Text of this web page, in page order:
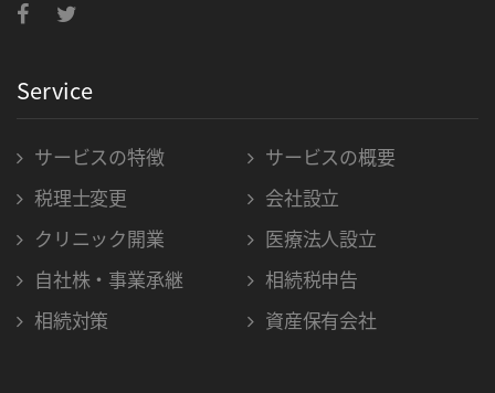
Service
サービスの特徴
サービスの概要
税理士変更
会社設立
クリニック開業
医療法人設立
自社株・事業承継
相続税申告
相続対策
資産保有会社